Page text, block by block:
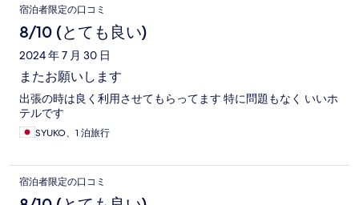
宿泊者限定の口コミ
8/10 (とても良い)
2024 年 7 月 30 日
またお願いします
出張の時は良く利用させてもらってます 特に問題もなく いいホ
テルです
SYUKO、1 泊旅行
宿泊者限定の口コミ